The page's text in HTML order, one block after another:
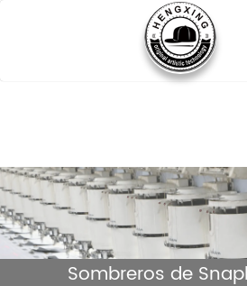
Sombreros de